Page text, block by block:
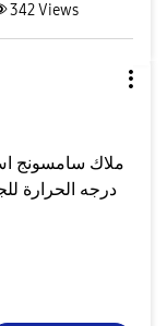
342Views
درجه الحرارة